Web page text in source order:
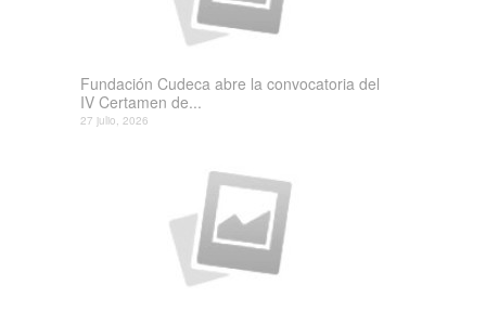
Fundación Cudeca abre la convocatoria del
IV Certamen de...
27 julio, 2026